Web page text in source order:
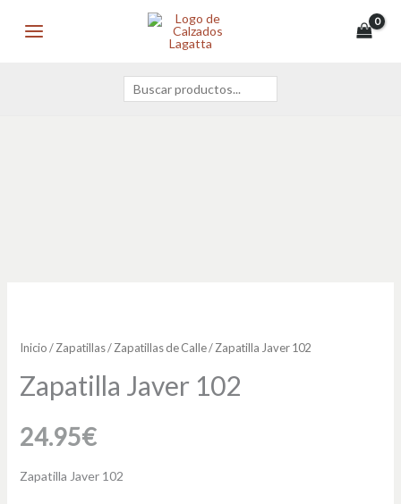
Buscar
Inicio/Zapatillas/Zapatillas de Calle/ Zapatilla Javer 102
Zapatilla Javer 102
24.95€
Zapatilla Javer 102
102